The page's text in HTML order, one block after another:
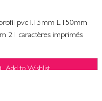
pvc l.15mm L.150mm
21 caractères imprimés
Add to Wishlist